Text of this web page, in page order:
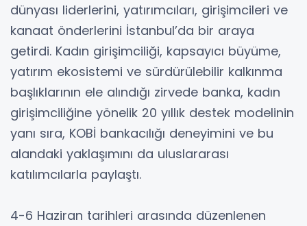
dünyası liderlerini, yatırımcıları, girişimcileri ve
kanaat önderlerini İstanbul’da bir araya
getirdi. Kadın girişimciliği, kapsayıcı büyüme,
yatırım ekosistemi ve sürdürülebilir kalkınma
başlıklarının ele alındığı zirvede banka, kadın
girişimciliğine yönelik 20 yıllık destek modelinin
yanı sıra, KOBİ bankacılığı deneyimini ve bu
alandaki yaklaşımını da uluslararası
katılımcılarla paylaştı.
4-6 Haziran tarihleri arasında düzenlenen